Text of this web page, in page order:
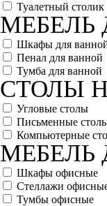
Туалетный столик
МЕБЕЛЬ
Шкафы для
Пенал для ванной
Тумба для ванной
СТОЛЫ
Угловые столы
Письменные
Компьютерные
МЕБЕЛЬ
Шкафы офисные
Стеллажи
Тумбы офисные